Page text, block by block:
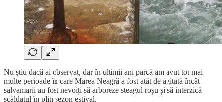
Nu știu dacă ai observat, dar în ultimii ani parcă am avut tot mai
multe perioade în care Marea Neagră a fost atât de agitată încât
salvamarii au fost nevoiți să arboreze steagul roșu și să interzică
scăldatul în plin sezon estival.